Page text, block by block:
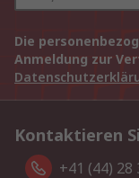
Die
Anmeldung zur
Kontaktieren
+41 (44) 28